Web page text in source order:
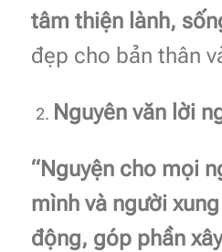
tâm thiện lành,
đẹp cho bản thân
Nguyên văn lời
“Nguyện cho mọi
mình và người
động, góp phần